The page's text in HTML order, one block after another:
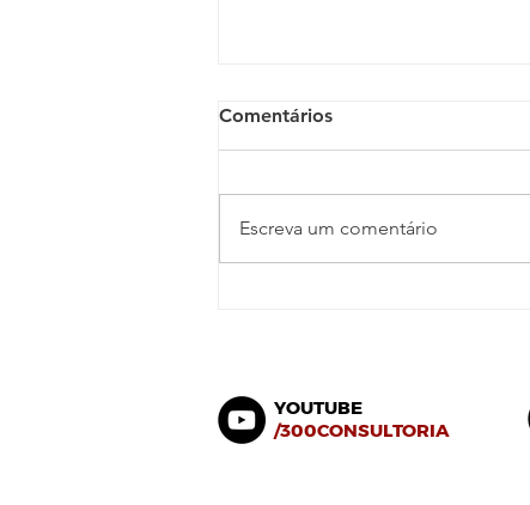
Comentários
Escreva um comentário
YOUTUBE
/300CONSULTORIA